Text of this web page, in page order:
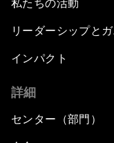
私たちの活動
リーダーシップと
インパクト
詳細
センター（部門）